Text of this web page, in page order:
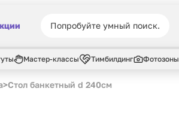
Мастер-классы Тимбилдинг Фотозоны
>Стол банкетный d 240см